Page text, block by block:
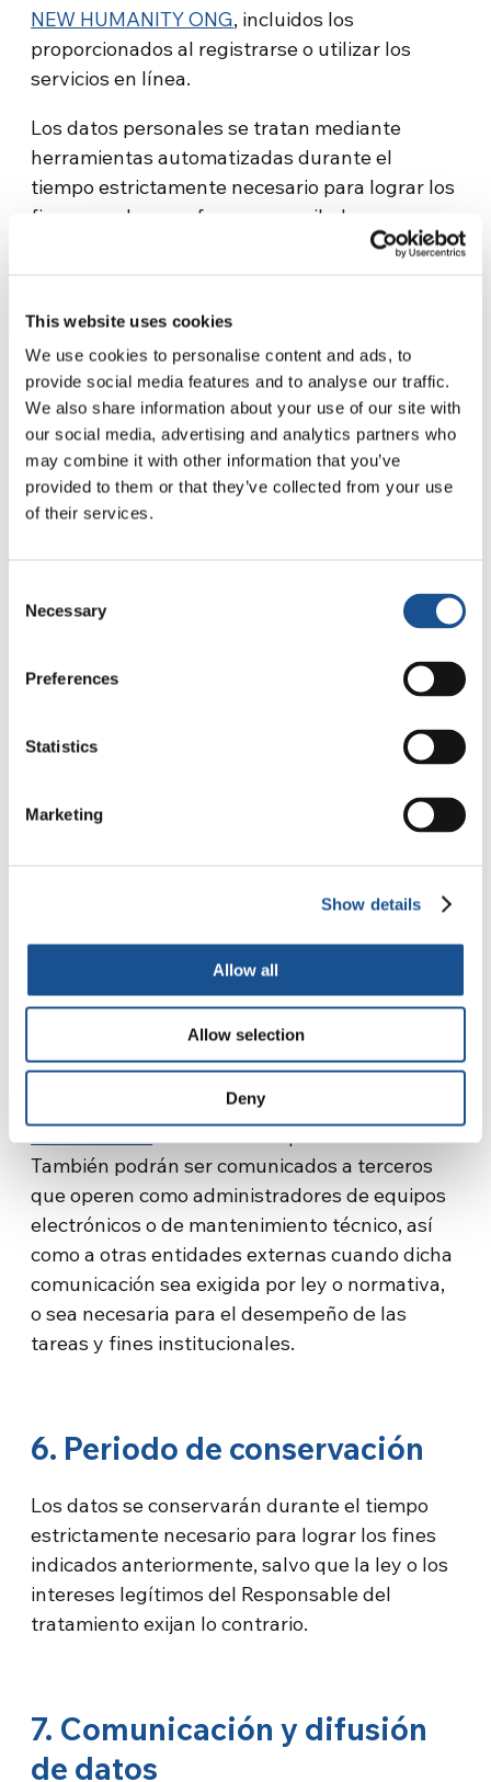
This website uses cookies
We use cookies to personalise content and ads, to
provide social media features and to analyse our traffic.
We also share information about your use of our site with
our social media, advertising and analytics partners who
may combine it with other information that you’ve
provided to them or that they’ve collected from your use
of their services.
Selection
Necessary
Preferences
Statistics
Marketing
Show details
Allow all
Allow selection
Deny
NEW HUMANITY ONG, incluidos los
proporcionados al registrarse o utilizar los
servicios en línea.
Los datos personales se tratan mediante
herramientas automatizadas durante el
tiempo estrictamente necesario para lograr los
fines para los que fueron recopilados.
Los datos personales recopilados se tratarán
utilizando las medidas técnicas y organizativas
establecidas por nuestro sistema integrado de
gestión, de conformidad con el modelo
organizativo establecido en el Decreto
Legislativo 231/2001 y en virtud del artículo 13
del Decreto Legislativo 196/2003. El
tratamiento se realiza en las siguientes
Servidores del Movimiento de los Focolares
Las bases legales para el tratamiento son:
(artículo 6, parr. 1, letra a del RGPD).
adoptar medidas precontractuales.
5. Destinatarios
Los datos personales serán tratados
exclusivamente por laONG NUEVA
También podrán ser comunicados a terceros
que operen como administradores de equipos
electrónicos o de mantenimiento técnico, así
como a otras entidades externas cuando dicha
comunicación sea exigida por ley o normativa,
o sea necesaria para el desempeño de las
tareas y fines institucionales.
6. Periodo de conservación
Los datos se conservarán durante el tiempo
estrictamente necesario para lograr los fines
indicados anteriormente, salvo que la ley o los
intereses legítimos del Responsable del
tratamiento exijan lo contrario.
7. Comunicación y difusión
de datos